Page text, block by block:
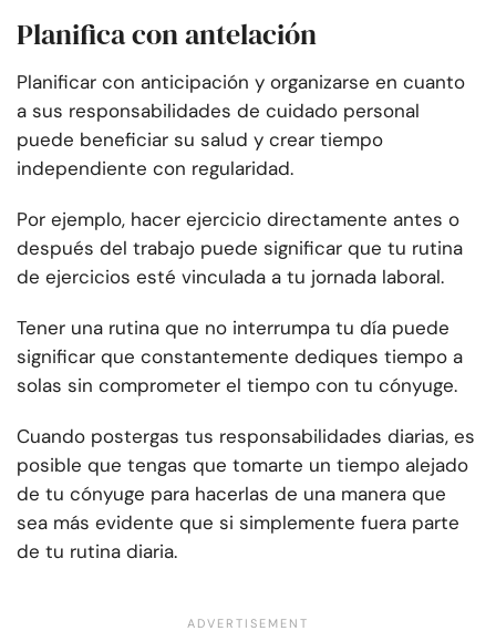
Planifica con antelación
Planificar con anticipación y organizarse en cuanto
a sus responsabilidades de cuidado personal
puede beneficiar su salud y crear tiempo
independiente con regularidad.
Por ejemplo, hacer ejercicio directamente antes o
después del trabajo puede significar que tu rutina
de ejercicios esté vinculada a tu jornada laboral.
Tener una rutina que no interrumpa tu día puede
significar que constantemente dediques tiempo a
solas sin comprometer el tiempo con tu cónyuge.
Cuando postergas tus responsabilidades diarias, es
posible que tengas que tomarte un tiempo alejado
de tu cónyuge para hacerlas de una manera que
sea más evidente que si simplemente fuera parte
de tu rutina diaria.